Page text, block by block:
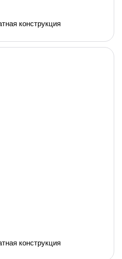
конструкция
конструкция